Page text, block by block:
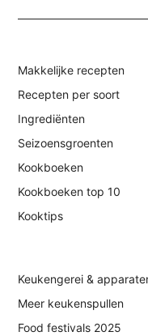
Makkelijke recepten
Recepten per soort
Ingrediënten
Seizoensgroenten
Kookboeken
Kookboeken top 10
Kooktips
Keukengerei &
Meer keukenspullen
Food festivals 2025